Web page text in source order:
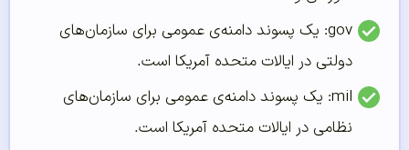
gov: یک پسوند دامنه‌ی عمومی برای سازمان‌های
دولتی در ایالات متحده آمریکا است.
mil: یک پسوند دامنه‌ی عمومی برای سازمان‌های
نظامی در ایالات متحده آمریکا است.